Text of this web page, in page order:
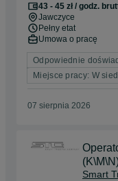
43 - 45 zł / godz.
Jawczyce
Pełny etat
Umowa o pracę
Odpowiednie
Miejsce pracy: W
07 sierpnia 2026
Smart